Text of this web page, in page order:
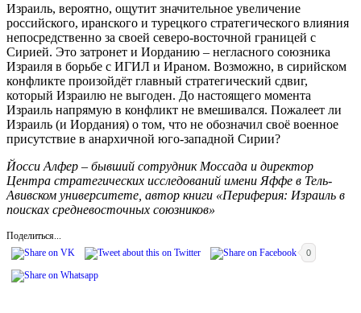
Израиль, вероятно, ощутит значительное увеличение
российского, иранского и турецкого стратегического влияния
непосредственно за своей северо-восточной границей с
Сирией. Это затронет и Иорданию – негласного союзника
Израиля в борьбе с ИГИЛ и Ираном. Возможно, в сирийском
конфликте произойдёт главный стратегический сдвиг,
который Израилю не выгоден. До настоящего момента
Израиль напрямую в конфликт не вмешивался. Пожалеет ли
Израиль (и Иордания) о том, что не обозначил своё военное
присутствие в анархичной юго-западной Сирии?
Йосси Алфер – бывший сотрудник Моссада и директор
Центра стратегических исследований имени Яффе в Тель-
Авивском университете, автор книги «Периферия: Израиль в
поисках средневосточных союзников»
Поделиться...
0